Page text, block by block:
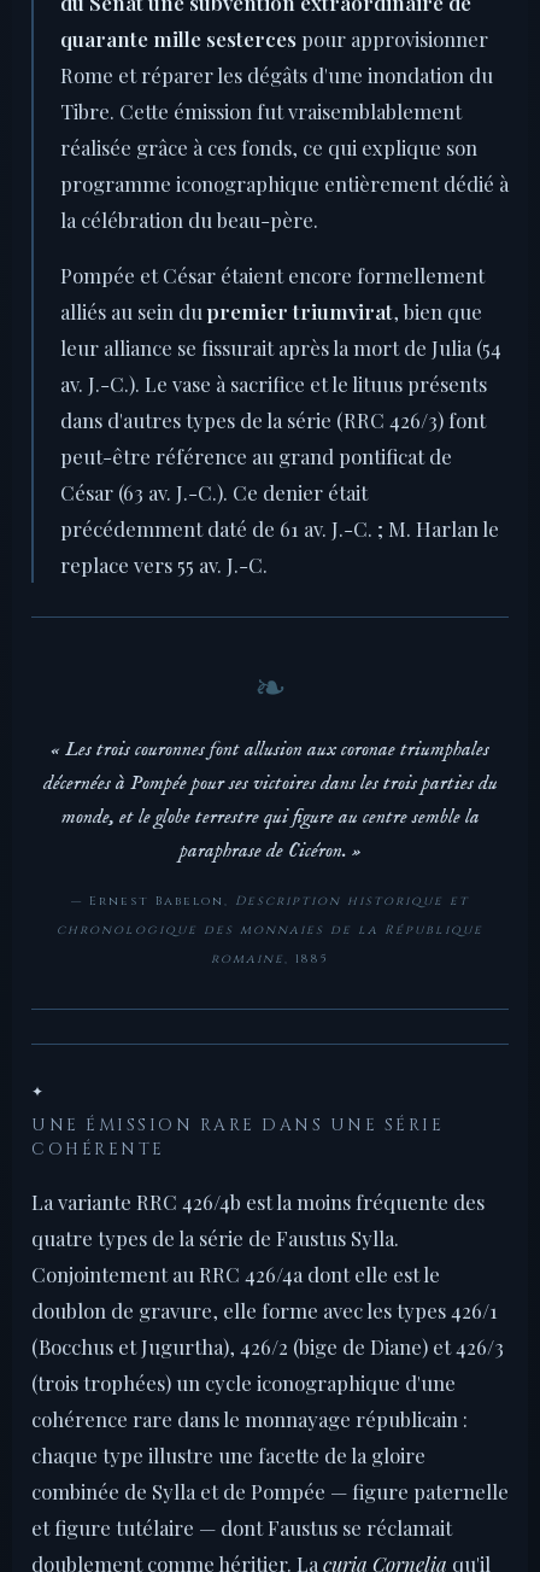
quarante mille sesterces pour approvisionner
Rome et réparer les dégâts d'une inondation du
Tibre. Cette émission fut vraisemblablement
réalisée grâce à ces fonds, ce qui explique son
programme iconographique entièrement dédié à
la célébration du beau-père.
Pompée et César étaient encore formellement
alliés au sein du premier triumvirat, bien que
leur alliance se fissurait après la mort de Julia (54
av. J.-C.). Le vase à sacrifice et le lituus présents
dans d'autres types de la série (RRC 426/3) font
peut-être référence au grand pontificat de
César (63 av. J.-C.). Ce denier était
précédemment daté de 61 av. J.-C. ; M. Harlan le
replace vers 55 av. J.-C.
« Les trois couronnes font allusion aux coronae triumphales
décernées à Pompée pour ses victoires dans les trois parties du
monde, et le globe terrestre qui figure au centre semble la
paraphrase de Cicéron. »
— Ernest Babelon, Description historique et
chronologique des monnaies de la République
romaine, 1885
✦
UNE ÉMISSION RARE DANS UNE SÉRIE
COHÉRENTE
La variante RRC 426/4b est la moins fréquente des
quatre types de la série de Faustus Sylla.
Conjointement au RRC 426/4a dont elle est le
doublon de gravure, elle forme avec les types 426/1
(Bocchus et Jugurtha), 426/2 (bige de Diane) et 426/3
(trois trophées) un cycle iconographique d'une
cohérence rare dans le monnayage républicain :
chaque type illustre une facette de la gloire
combinée de Sylla et de Pompée — figure paternelle
et figure tutélaire — dont Faustus se réclamait
doublement comme héritier. La curia Cornelia qu'il